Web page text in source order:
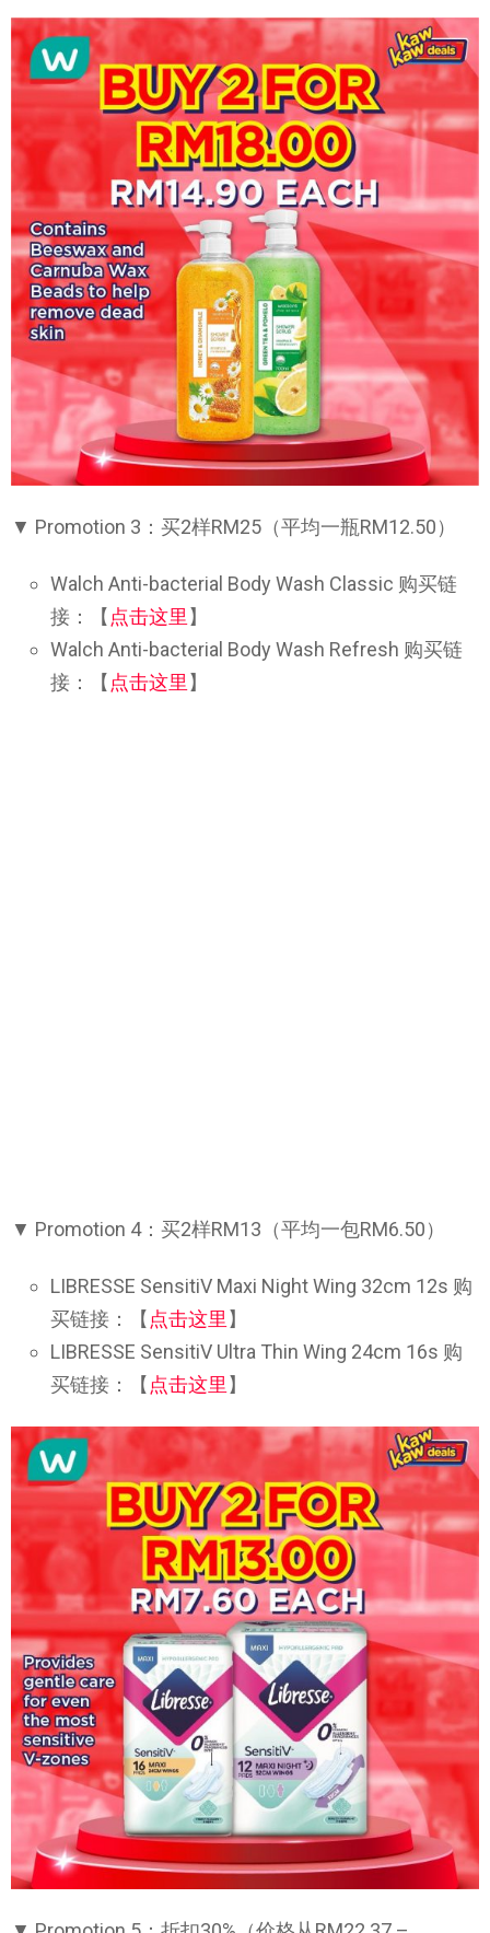
▼ Promotion 3：买2样RM25（平均一瓶RM12.50）
Walch Anti-bacterial Body Wash Classic 购买链
接：【 点击这里 】
Walch Anti-bacterial Body Wash Refresh 购买链
接：【 点击这里 】
▼ Promotion 4：买2样RM13（平均一包RM6.50）
LIBRESSE SensitiV Maxi Night Wing 32cm 12s 购
买链接：【 点击这里 】
LIBRESSE SensitiV Ultra Thin Wing 24cm 16s 购
买链接：【 点击这里 】